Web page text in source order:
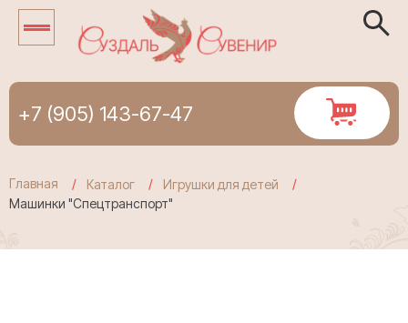
+7 (905) 143-67-47
Главная Каталог
Игрушки для детей
Машинки "Спецтранспорт"